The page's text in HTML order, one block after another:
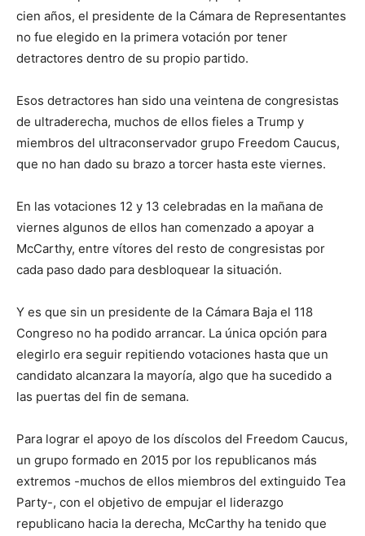
cien años, el presidente de la Cámara de Representantes
no fue elegido en la primera votación por tener
detractores dentro de su propio partido.
Esos detractores han sido una veintena de congresistas
de ultraderecha, muchos de ellos fieles a Trump y
miembros del ultraconservador grupo Freedom Caucus,
que no han dado su brazo a torcer hasta este viernes.
En las votaciones 12 y 13 celebradas en la mañana de
viernes algunos de ellos han comenzado a apoyar a
McCarthy, entre vítores del resto de congresistas por
cada paso dado para desbloquear la situación.
Y es que sin un presidente de la Cámara Baja el 118
Congreso no ha podido arrancar. La única opción para
elegirlo era seguir repitiendo votaciones hasta que un
candidato alcanzara la mayoría, algo que ha sucedido a
las puertas del fin de semana.
Para lograr el apoyo de los díscolos del Freedom Caucus,
un grupo formado en 2015 por los republicanos más
extremos -muchos de ellos miembros del extinguido Tea
Party-, con el objetivo de empujar el liderazgo
republicano hacia la derecha, McCarthy ha tenido que